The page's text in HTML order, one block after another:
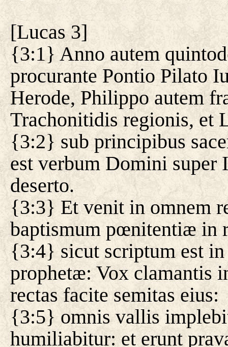
[Lucas 3]
{3:1} Anno autem
procurante Pontio Pilato
Herode, Philippo autem
Trachonitidis regionis, et
{3:2} sub principibus
est verbum Domini
deserto.
{3:3} Et venit in omnem
baptismum pœnitentiæ in
{3:4} sicut scriptum est
prophetæ: Vox clamantis
rectas facite semitas eius:
{3:5} omnis vallis
humiliabitur: et erunt